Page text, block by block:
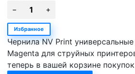
Избранное
Чернила NV Print универсальные
Magenta для струйных
теперь в вашей корзине покупок